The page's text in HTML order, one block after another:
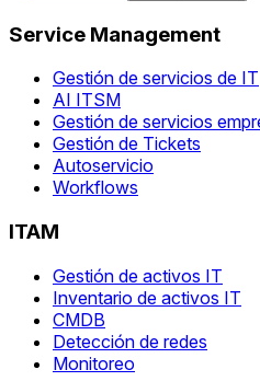
Service Management
Gestión de servicios de IT
AI ITSM
Gestión de servicios
Gestión de Tickets
Autoservicio
Workflows
ITAM
Gestión de activos IT
Inventario de activos IT
CMDB
Detección de redes
Monitoreo